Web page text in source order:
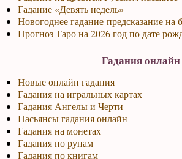
Гадание «Девять недель»
Новогоднее гадание-предсказание на
Прогноз Таро на 2026 год по дате
Гадания онлайн
Новые онлайн гадания
Гадания на игральных картах
Гадания Ангелы и Черти
Пасьянсы гадания онлайн
Гадания на монетах
Гадания по рунам
Гадания по книгам